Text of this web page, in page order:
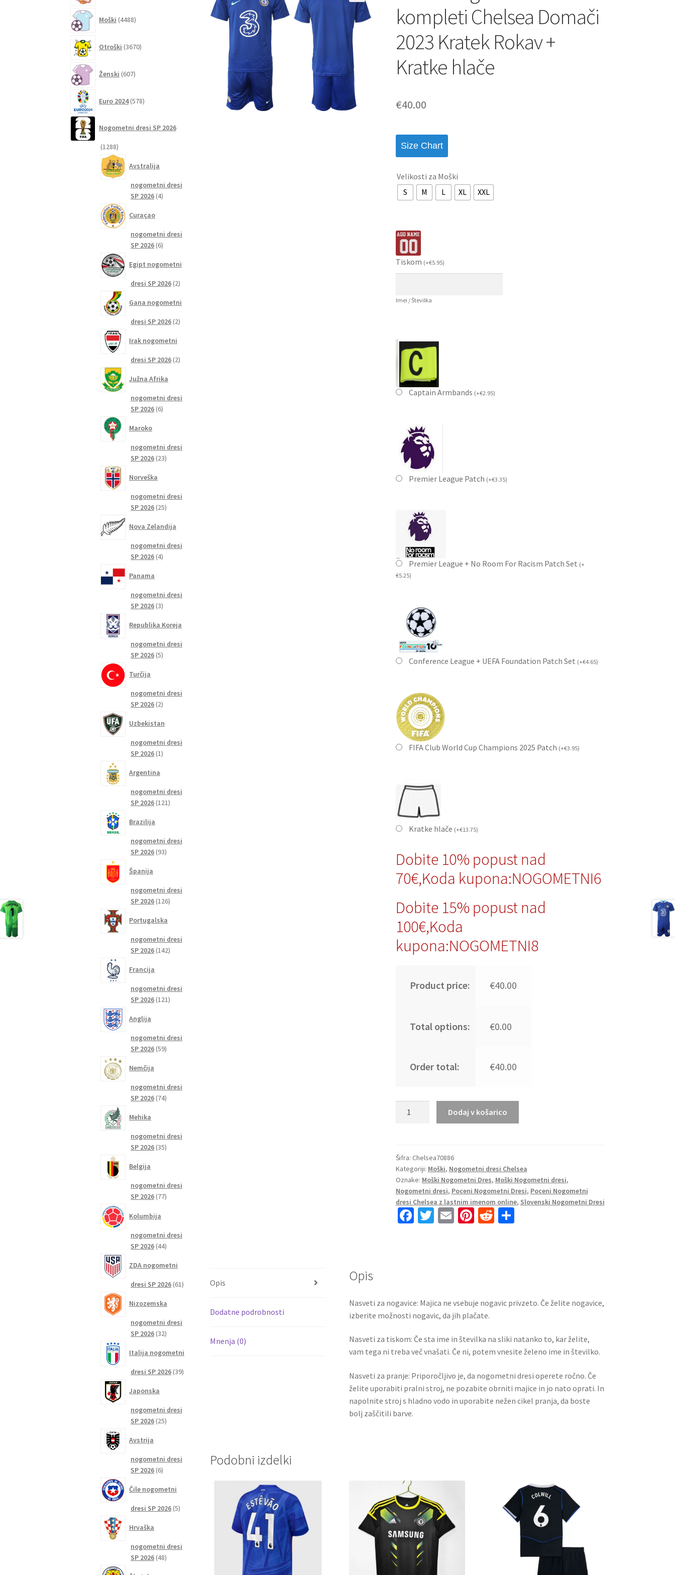
kompleti Chelsea Domači
2023 Kratek Rokav +
Kratke hlače
€40.00
Size Chart
Velikosti za Moški
S
M L XL XXL
Tiskom (+€5.95)
Imei / Številka
Captain Armbands (+€2.95)
Premier League Patch (+€3.35)
Premier League + No Room For Racism Patch Set (+
€5.25)
Conference League + UEFA Foundation Patch Set (+€4.65)
FIFA Club World Cup Champions 2025 Patch (+€3.95)
Kratke hlače (+€13.75)
Dobite 10% popust nad
70€,Koda kupona:NOGOMETNI6
Dobite 15% popust nad
100€,Koda
kupona:NOGOMETNI8
Product price: €40.00
Total options: €0.00
Order total: €40.00
Chelsea
Domači
2023
Kratek
Rokav
+
Dodaj v košarico
Šifra: Chelsea70886
Kategoriji: Moški, Nogometni dresi Chelsea
Oznake: Moški Nogometni Dres, Moški Nogometni dresi,
Nogometni dresi, Poceni Nogometni Dresi, Poceni Nogometni
dresi Chelsea z lastnim imenom online, Slovenski Nogometni Dresi
Fa
k
T E Pi R S
Opis
Dodatne podrobnosti
Mnenja (0)
Opis
Nasveti za nogavice: Majica ne vsebuje nogavic privzeto. Če želite nogavice,
izberite možnosti nogavic, da jih plačate.
Nasveti za tiskom: Če sta ime in številka na sliki natanko to, kar želite,
vam tega ni treba več vnašati. Če ni, potem vnesite želeno ime in številko.
Nasveti za pranje: Priporočljivo je, da nogometni dresi operete ročno. Če
želite uporabiti pralni stroj, ne pozabite obrniti majice in jo nato oprati. In
napolnite stroj s hladno vodo in uporabite nežen cikel pranja, da boste
bolj zaščitili barve.
Podobni izdelki
Moški 4488izdelkov
Otroški 3670izdelkov
Ženski 607izdelkov
Euro 2024 578izdelkov
Nogometni dresi SP 2026
12881288
izdelkov
Avstralija
nogometni dresi
SP 2026 44
Curaçao
nogometni dresi
SP 2026 66
Egipt nogometni
dresi SP 2026 22
Gana nogometni
dresi SP 2026 22
Irak nogometni
dresi SP 2026 22
Južna Afrika
nogometni dresi
SP 2026 66
Maroko
nogometni dresi
SP 2026 2323
Norveška
nogometni dresi
SP 2026 2525
Nova Zelandija
nogometni dresi
SP 2026 44
Panama
nogometni dresi
SP 2026 33
Republika Koreja
nogometni dresi
SP 2026 55
Turčija
nogometni dresi
SP 2026 22
Uzbekistan
nogometni dresi
SP 2026 11
Argentina
nogometni dresi
SP 2026 121121
Brazilija
nogometni dresi
SP 2026 9393
Španija
nogometni dresi
SP 2026 126126
Portugalska
nogometni dresi
SP 2026 142142
Francija
nogometni dresi
SP 2026 121121
Anglija
nogometni dresi
SP 2026 5959
Nemčija
nogometni dresi
SP 2026 7474
Mehika
nogometni dresi
SP 2026 3535
Belgija
nogometni dresi
SP 2026 7777
Kolumbija
nogometni dresi
SP 2026 4444
ZDA nogometni
dresi SP 2026 6161
Nizozemska
nogometni dresi
SP 2026 3232
Italija nogometni
dresi SP 2026 3939
Japonska
nogometni dresi
SP 2026 2525
Avstrija
nogometni dresi
SP 2026 66
Čile nogometni
dresi SP 2026 55
Hrvaška
nogometni dresi
SP 2026 4848